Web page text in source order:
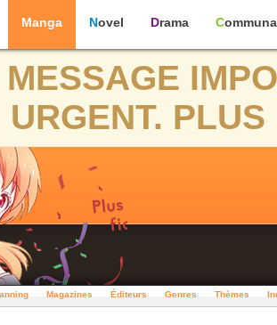
Manga Novel Drama
MESSAGE
URGENT.
Magazines Éditeurs Genres Thèmes